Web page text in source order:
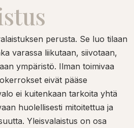
perusta. Se luo tilaan
varassa liikutaan, siivotaan,
ympäristö. Ilman toimivaa
eivät pääse
ei kuitenkaan tarkoita yhtä
huolellisesti mitoitettua ja
Yleisvalaistus on osa